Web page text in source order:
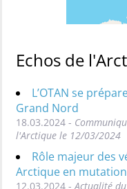
Echos de
L’OTAN se
Grand Nord
18.03.2024 -
l'Arctique le 12/03/2024
Rôle majeur des
Arctique en mutation
12.03.2024 - Actualité